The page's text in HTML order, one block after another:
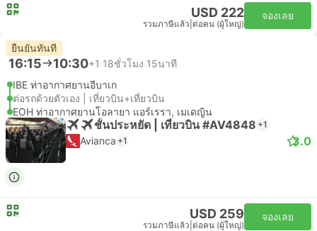
USD 222
รวมภาษีแล้ว ต่อคน (ผู้ใหญ่)
จองเลย
ยืนยันทันที
16:15 10:30+1 18ชั่วโมง 15นาที
IBE ท่าอากาศยานอีบาเก
ต่อรถด้วยตัวเอง | เที่ยวบิน+เที่ยวบิน
EOH ท่าอากาศยานโอลายา แอร์เรรา, เมเดญิน
ชั้นประหยัด | เที่ยวบิน #AV4848 +1
Avianca +1 3.0
USD 259
รวมภาษีแล้ว ต่อคน (ผู้ใหญ่)
จองเลย